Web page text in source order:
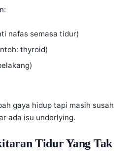
nafas semasa tidur)
thyroid)
gaya hidup tapi masih susah
ada isu underlying.
Tidur Yang Tak